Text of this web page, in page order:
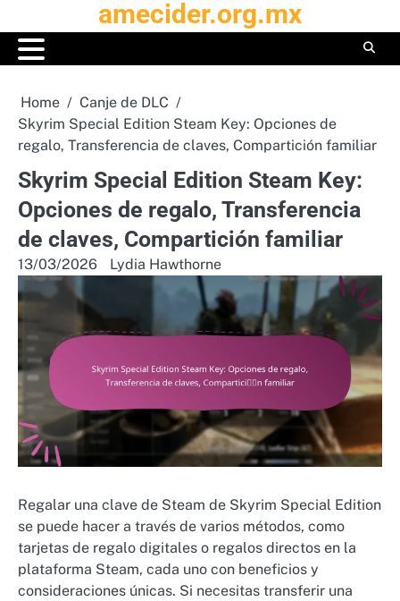
to
content
amecider.org.mx
Home
Canje de DLC
Skyrim Special Edition Steam Key: Opciones de
regalo, Transferencia de claves, Compartición familiar
Skyrim Special Edition Steam Key:
Opciones de regalo, Transferencia
de claves, Compartición familiar
13/03/2026 Lydia Hawthorne
Regalar una clave de Steam de Skyrim Special Edition
se puede hacer a través de varios métodos, como
tarjetas de regalo digitales o regalos directos en la
plataforma Steam, cada uno con beneficios y
consideraciones únicas. Si necesitas transferir una